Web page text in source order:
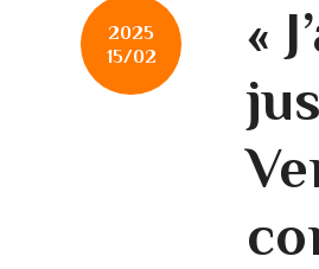
2025
15/02
«